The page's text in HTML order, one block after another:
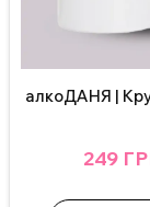
алкоДАНЯ |
249